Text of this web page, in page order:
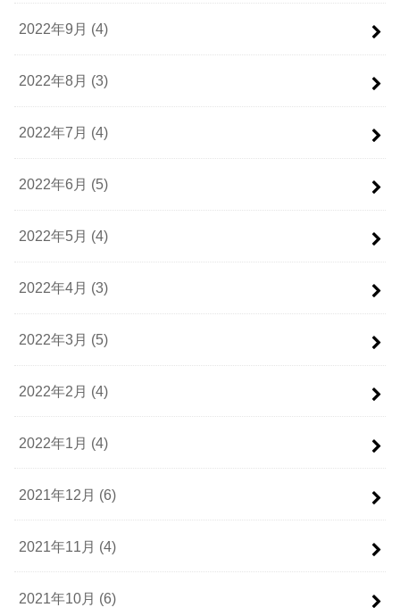
2022年9月 (4)
2022年8月 (3)
2022年7月 (4)
2022年6月 (5)
2022年5月 (4)
2022年4月 (3)
2022年3月 (5)
2022年2月 (4)
2022年1月 (4)
2021年12月 (6)
2021年11月 (4)
2021年10月 (6)